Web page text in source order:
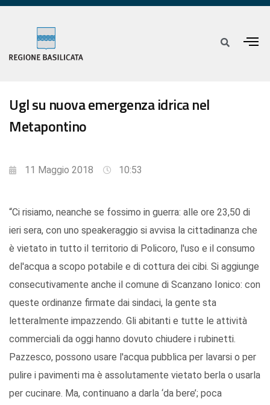
Ugl su nuova emergenza idrica nel
Metapontino
11 Maggio 2018 10:53
“Ci risiamo, neanche se fossimo in guerra: alle ore 23,50 di
ieri sera, con uno speakeraggio si avvisa la cittadinanza che
è vietato in tutto il territorio di Policoro, l'uso e il consumo
del'acqua a scopo potabile e di cottura dei cibi. Si aggiunge
consecutivamente anche il comune di Scanzano Ionico: con
queste ordinanze firmate dai sindaci, la gente sta
letteralmente impazzendo. Gli abitanti e tutte le attività
commerciali da oggi hanno dovuto chiudere i rubinetti.
Pazzesco, possono usare l'acqua pubblica per lavarsi o per
pulire i pavimenti ma è assolutamente vietato berla o usarla
per cucinare. Ma, continuano a darla ‘da bere’; poca